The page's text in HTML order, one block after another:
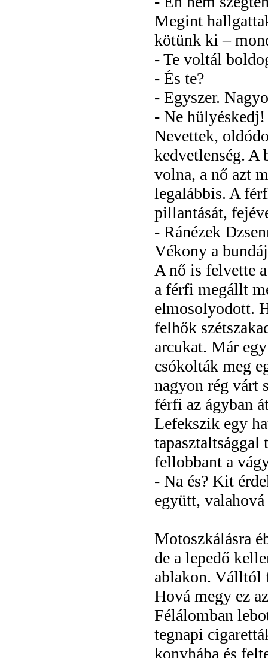
Megint
kötünk ki –
- Te voltál
- És te?
- Egyszer.
- Ne
Nevettek,
kedvetlenség.
volna, a nő azt
legalábbis. A
pillantását,
- Ránézek
Vékony a
A nő is felvette
a férfi megállt
elmosolyodott.
felhők
arcukat. Már
csókolták meg
nagyon rég várt
férfi az ágyban
Lefekszik egy
tapasztaltsággal
fellobbant a
- Na és? Kit
együtt,
Motoszkálásra
de a lepedő
ablakon. Válltól
Hová megy ez
Félálomban
tegnapi
konyhába és